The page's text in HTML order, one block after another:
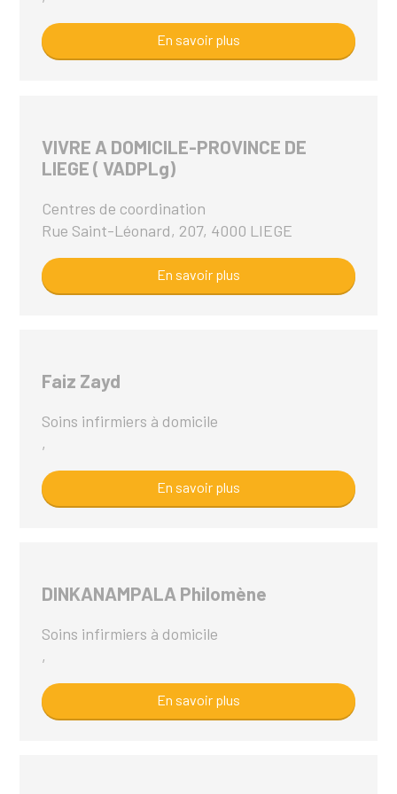
En savoir plus
VIVRE A DOMICILE-PROVINCE DE
LIEGE ( VADPLg)
Centres de coordination
Rue Saint-Léonard, 207, 4000 LIEGE
En savoir plus
Faiz Zayd
Soins infirmiers à domicile
,
En savoir plus
DINKANAMPALA Philomène
Soins infirmiers à domicile
,
En savoir plus